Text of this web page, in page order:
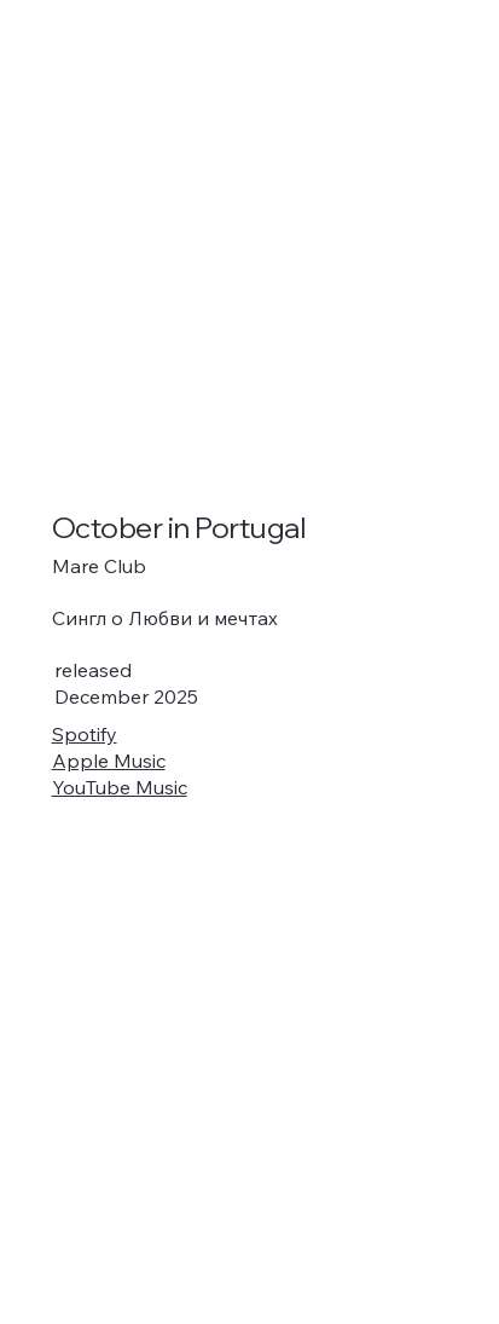
October in Portugal
Mare Club
released
December 2025
Spotify
Apple Music
YouTube Music
Сингл о Любви и мечтах